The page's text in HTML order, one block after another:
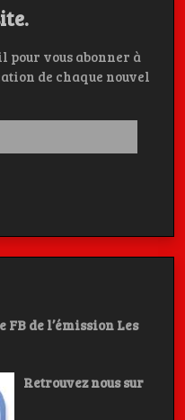
pour vous abonner à
de chaque nouvel
FB de l’émission Les
Retrouvez nous sur